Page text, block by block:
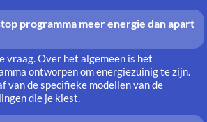
vraag. Over het algemeen is het
ontworpen om energiezuinig te zijn.
van de specifieke modellen van de
die je kiest.